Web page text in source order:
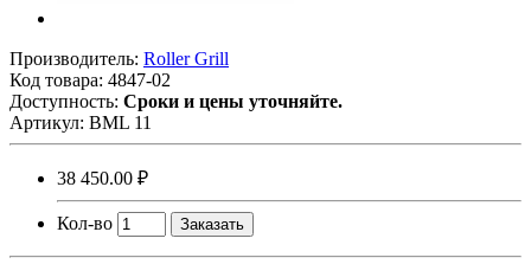
Производитель: Roller Grill
Код товара: 4847-02
Доступность: Сроки и цены уточняйте.
Артикул: BML 11
38 450.00 ₽
Кол-во Заказать